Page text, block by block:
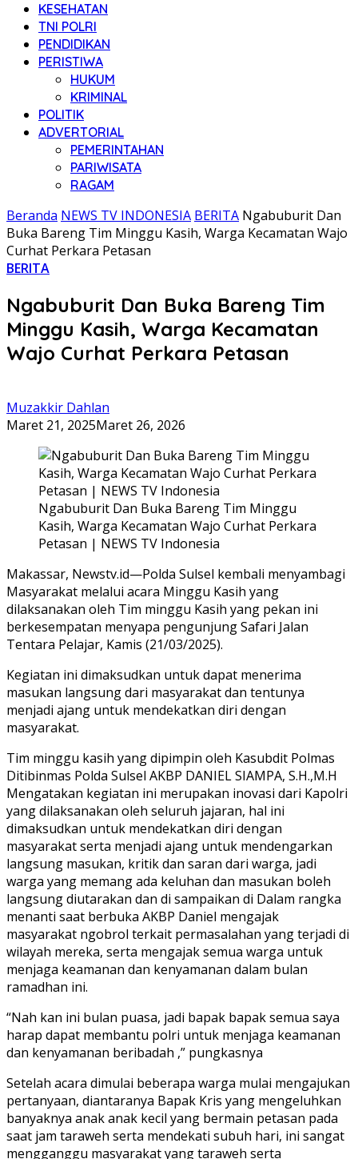
KESEHATAN
TNI POLRI
PENDIDIKAN
PERISTIWA
HUKUM
KRIMINAL
POLITIK
ADVERTORIAL
PEMERINTAHAN
PARIWISATA
RAGAM
Beranda NEWS TV INDONESIA BERITA Ngabuburit Dan
Buka Bareng Tim Minggu Kasih, Warga Kecamatan Wajo
Curhat Perkara Petasan
BERITA
Ngabuburit Dan Buka Bareng Tim
Minggu Kasih, Warga Kecamatan
Wajo Curhat Perkara Petasan
Muzakkir Dahlan
Maret 21, 2025Maret 26, 2026
Ngabuburit Dan Buka Bareng Tim Minggu
Kasih, Warga Kecamatan Wajo Curhat Perkara
Petasan | NEWS TV Indonesia
Makassar, Newstv.id—Polda Sulsel kembali menyambagi
Masyarakat melalui acara Minggu Kasih yang
dilaksanakan oleh Tim minggu Kasih yang pekan ini
berkesempatan menyapa pengunjung Safari Jalan
Tentara Pelajar, Kamis (21/03/2025).
Kegiatan ini dimaksudkan untuk dapat menerima
masukan langsung dari masyarakat dan tentunya
menjadi ajang untuk mendekatkan diri dengan
masyarakat.
Tim minggu kasih yang dipimpin oleh Kasubdit Polmas
Ditibinmas Polda Sulsel AKBP DANIEL SIAMPA, S.H.,M.H
Mengatakan kegiatan ini merupakan inovasi dari Kapolri
yang dilaksanakan oleh seluruh jajaran, hal ini
dimaksudkan untuk mendekatkan diri dengan
masyarakat serta menjadi ajang untuk mendengarkan
langsung masukan, kritik dan saran dari warga, jadi
warga yang memang ada keluhan dan masukan boleh
langsung diutarakan dan di sampaikan di Dalam rangka
menanti saat berbuka AKBP Daniel mengajak
masyarakat ngobrol terkait permasalahan yang terjadi di
wilayah mereka, serta mengajak semua warga untuk
menjaga keamanan dan kenyamanan dalam bulan
ramadhan ini.
“Nah kan ini bulan puasa, jadi bapak bapak semua saya
harap dapat membantu polri untuk menjaga keamanan
dan kenyamanan beribadah ,” pungkasnya
Setelah acara dimulai beberapa warga mulai mengajukan
pertanyaan, diantaranya Bapak Kris yang mengeluhkan
banyaknya anak anak kecil yang bermain petasan pada
saat jam taraweh serta mendekati subuh hari, ini sangat
mengganggu masyarakat yang taraweh serta